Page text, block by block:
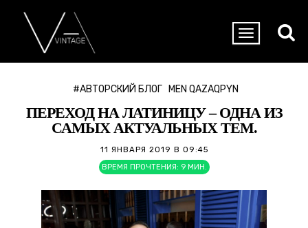
#АВТОРСКИЙ БЛОГ MEN QAZAQPYN
ПЕРЕХОД НА ЛАТИНИЦУ – ОДНА ИЗ
САМЫХ АКТУАЛЬНЫХ ТЕМ.
11 ЯНВАРЯ 2019 В 09:45
ВРЕМЯ ПРОЧТЕНИЯ: 9 МИН.